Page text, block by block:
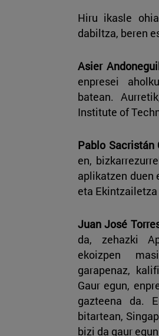
Hiru ikasle
dabiltza, beren
Asier
enpresei
batean.
Institute of
Pablo Sacristán
en,
aplikatzen duen
eta
Juan José
da, zehazki
ekoizpen
garapenaz,
Gaur egun,
gazteena da.
bitartean,
bizi da gaur